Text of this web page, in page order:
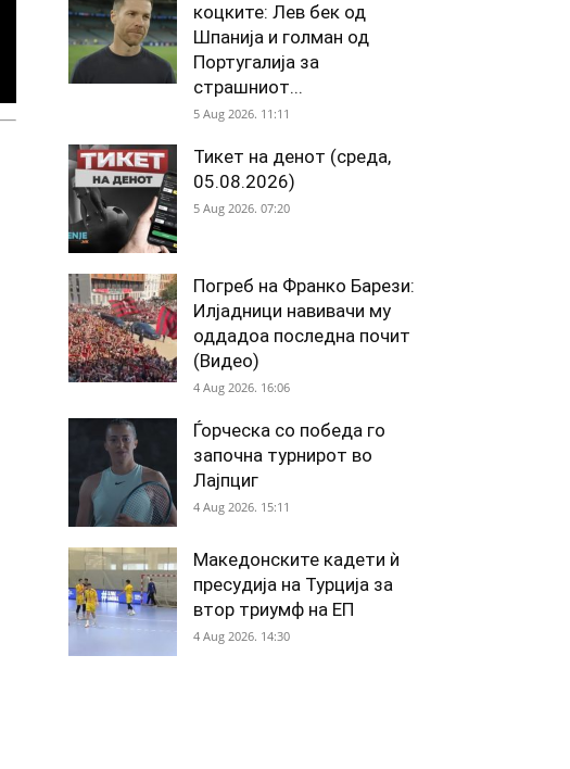
коцките: Лев бек од
Шпанија и голман од
Португалија за
страшниот...
5 Aug 2026. 11:11
Тикет на денот (среда,
05.08.2026)
5 Aug 2026. 07:20
Погреб на Франко Барези:
Илјадници навивачи му
оддадоа последна почит
(Видео)
4 Aug 2026. 16:06
Ѓорческа со победа го
започна турнирот во
Лајпциг
4 Aug 2026. 15:11
Македонските кадети ѝ
пресудија на Турција за
втор триумф на ЕП
4 Aug 2026. 14:30